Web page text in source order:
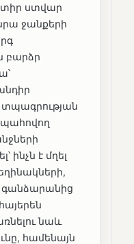
ստվար
ջանքերի
բարձր
տպագրության
ինչն է մղել
գանձարանից
նաև
համենայն